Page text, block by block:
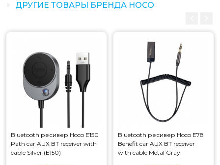
ДРУГИЕ ТОВАРЫ БРЕНДА HOCO
Bluetooth ресивер Hoco E150
Path car AUX BT receiver with
cable Silver (E150)
Bluetooth ресивер Hoco E78
Benefit car AUX BT receiver
with cable Metal Gray